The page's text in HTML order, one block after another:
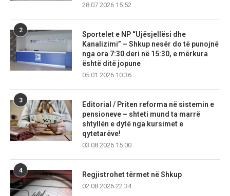
28.07.2026 15:52
2
Sportelet e NP “Ujësjellësi dhe
Kanalizimi” – Shkup nesër do të punojnë
nga ora 7:30 deri në 15:30, e mërkura
është ditë jopune
05.01.2026 10:36
3
Editorial / Priten reforma në sistemin e
pensioneve – shteti mund ta marrë
shtyllën e dytë nga kursimet e
qytetarëve!
03.08.2026 15:00
4
Regjistrohet tërmet në Shkup
02.08.2026 22:34